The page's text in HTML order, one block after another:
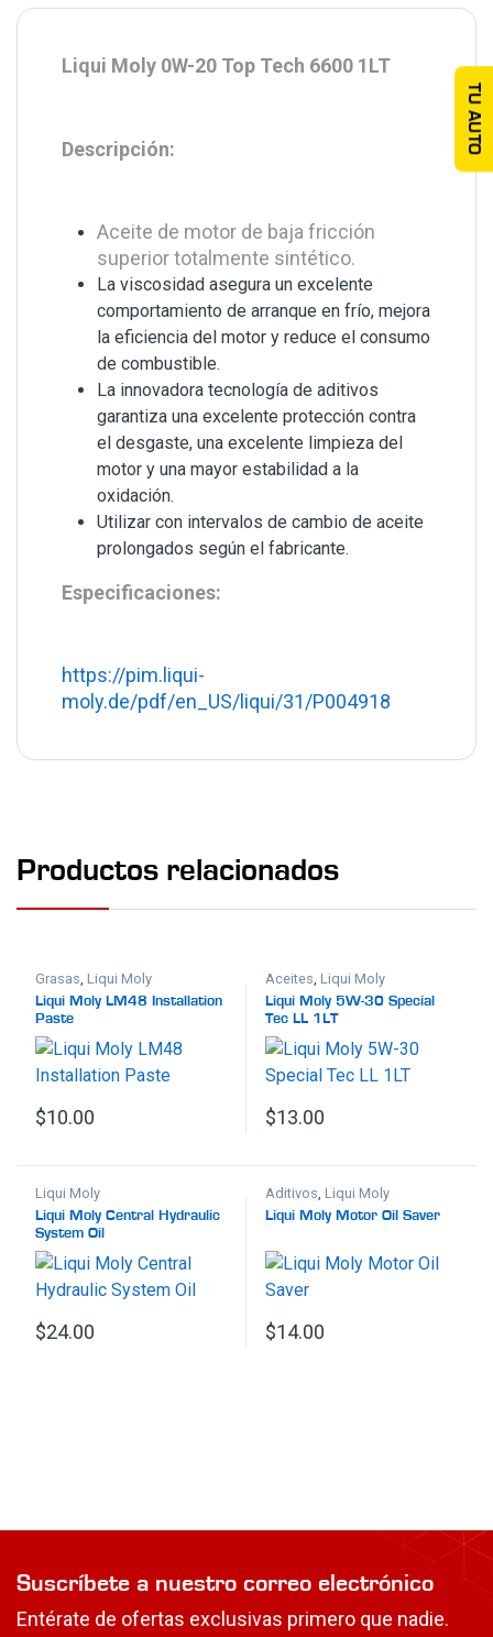
Liqui Moly 0W-20 Top Tech 6600 1LT
Descripción:
Aceite de motor de baja fricción
superior totalmente sintético.
La viscosidad asegura un excelente
comportamiento de arranque en frío, mejora
la eficiencia del motor y reduce el consumo
de combustible.
La innovadora tecnología de aditivos
garantiza una excelente protección contra
el desgaste, una excelente limpieza del
motor y una mayor estabilidad a la
oxidación.
Utilizar con intervalos de cambio de aceite
prolongados según el fabricante.
Especificaciones:
https://pim.liqui-
moly.de/pdf/en_US/liqui/31/P004918
Productos relacionados
Grasas ,Liqui Moly
Liqui Moly LM48 Installation
Paste
$10.00
Aceites ,Liqui Moly
Liqui Moly 5W-30 Special
Tec LL 1LT
$13.00
Liqui Moly
Liqui Moly Central Hydraulic
System Oil
$24.00
Aditivos ,Liqui Moly
Liqui Moly Motor Oil Saver
$14.00
Suscríbete a nuestro correo electrónico
Entérate de ofertas exclusivas primero que nadie.
TU AUTO